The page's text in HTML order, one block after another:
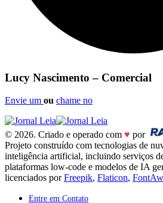
Lucy Nascimento – Comercial
Envie um ou chame no
© 2026. Criado e operado com ♥ por
Projeto construído com tecnologias de
inteligência artificial, incluindo serviços
plataformas low-code e modelos de IA
licenciados porFreepik, Flaticon,
Entre em Contato